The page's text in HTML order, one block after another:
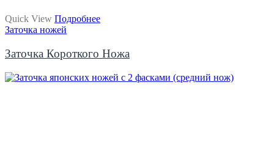
Quick View Подробнее
Заточка ножей
Заточка Короткого Ножа